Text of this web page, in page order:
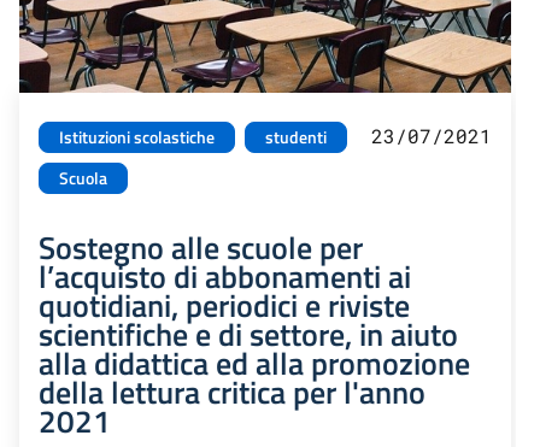
Istituzioni scolastiche
studenti
Scuola
23/07/2021
Sostegno alle scuole per
l’acquisto di abbonamenti ai
quotidiani, periodici e riviste
scientifiche e di settore, in aiuto
alla didattica ed alla promozione
della lettura critica per l'anno
2021